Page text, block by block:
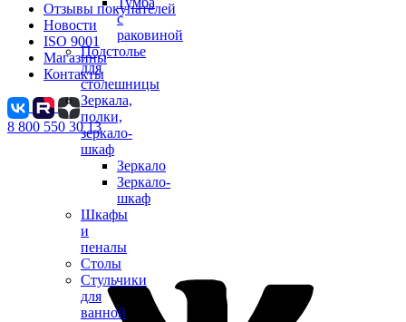
с
раковиной
Подстолье
для
столешницы
Зеркала,
полки,
зеркало-
шкаф
Зеркало
Зеркало-
шкаф
Шкафы
и
пеналы
Столы
Стульчики
для
ванной
Отзывы покупателей
Новости
ISO 9001
Магазины
Контакты
8 800 550 30 13